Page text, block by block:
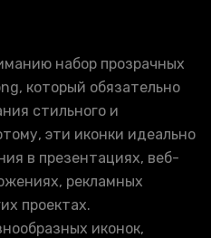
набор прозрачных
который обязательно
стильного и
эти иконки идеально
в презентациях, веб-
рекламных
проектах.
иконок,